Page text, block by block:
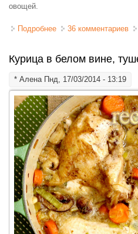
овощей.
Подробнее о Капуста тушеная,
36 комментариев
Курица в белом вине,
* АленаПнд, 17/03/2014 - 13:19